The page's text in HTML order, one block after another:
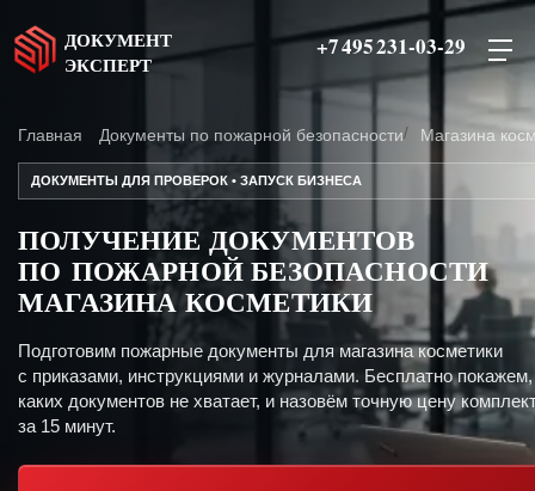
ДОКУМЕНТ
ЭКСПЕРТ
+7 495 231-03-29
Главная Документы по пожарной безопасности Магазина
ДОКУМЕНТЫ ДЛЯ ПРОВЕРОК • ЗАПУСК БИЗНЕСА
ПОЛУЧЕНИЕ ДОКУМЕНТОВ
ПО ПОЖАРНОЙ БЕЗОПАСНОСТИ
МАГАЗИНА КОСМЕТИКИ
Подготовим пожарные документы для магазина косметики
с приказами, инструкциями и журналами. Бесплатно покажем,
каких документов не хватает, и назовём точную цену
за 15 минут.